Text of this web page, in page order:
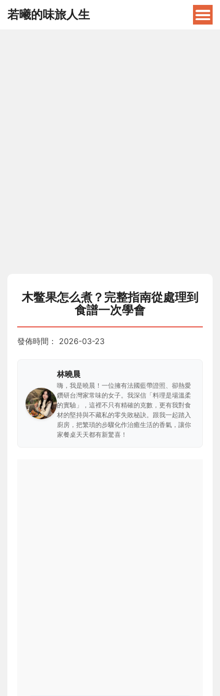
若曦的味旅人生
木鳖果怎么煮？完整指南從處理到
食譜一次學會
發佈時間： 2026-03-23
林曉晨
嗨，我是曉晨！一位擁有法國藍帶證照、卻熱愛
鑽研台灣家常味的女子。我深信「料理是場溫柔
的實驗」，這裡不只有精確的克數，更有我對食
材的堅持與不藏私的零失敗秘訣。跟我一起踏入
廚房，把繁瑣的步驟化作治癒生活的香氣，讓你
家餐桌天天都有新驚喜！